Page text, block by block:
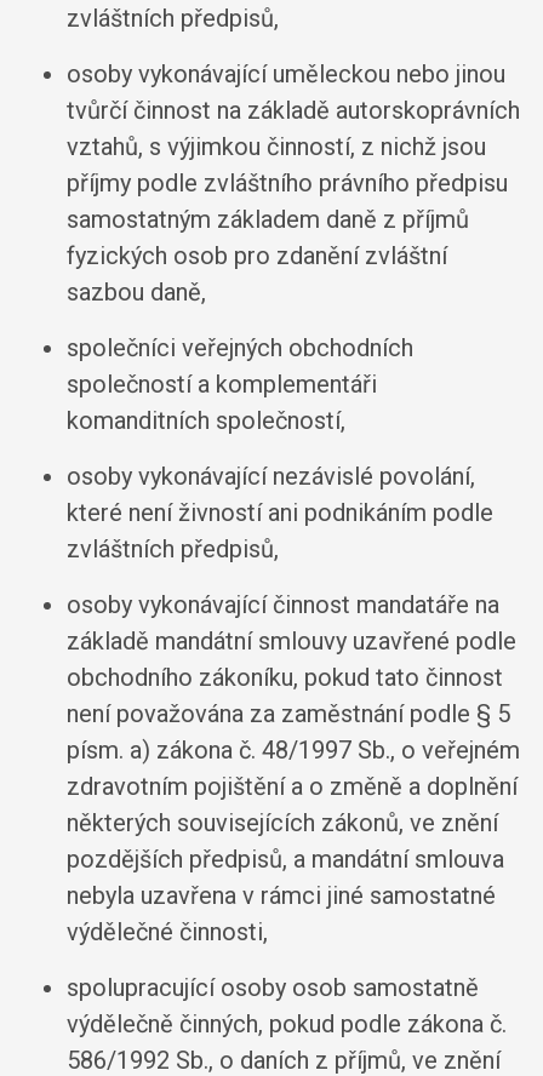
zvláštních předpisů,
osoby vykonávající uměleckou nebo jinou
tvůrčí činnost na základě autorskoprávních
vztahů, s výjimkou činností, z nichž jsou
příjmy podle zvláštního právního předpisu
samostatným základem daně z příjmů
fyzických osob pro zdanění zvláštní
sazbou daně,
společníci veřejných obchodních
společností a komplementáři
komanditních společností,
osoby vykonávající nezávislé povolání,
které není živností ani podnikáním podle
zvláštních předpisů,
osoby vykonávající činnost mandatáře na
základě mandátní smlouvy uzavřené podle
obchodního zákoníku, pokud tato činnost
není považována za zaměstnání podle § 5
písm. a) zákona č. 48/1997 Sb., o veřejném
zdravotním pojištění a o změně a doplnění
některých souvisejících zákonů, ve znění
pozdějších předpisů, a mandátní smlouva
nebyla uzavřena v rámci jiné samostatné
výdělečné činnosti,
spolupracující osoby osob samostatně
výdělečně činných, pokud podle zákona č.
586/1992 Sb., o daních z příjmů, ve znění